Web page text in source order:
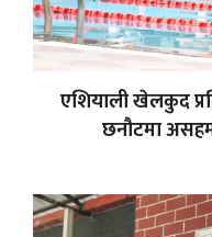
एशियाली खेलकुद
छनौटमा